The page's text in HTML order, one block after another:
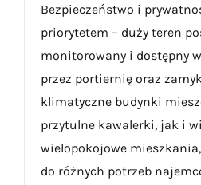
Bezpieczeństwo i
priorytetem – duży teren
monitorowany i dostępny
przez portiernię oraz
klimatyczne budynki
przytulne kawalerki, jak i
wielopokojowe
do różnych potrzeb